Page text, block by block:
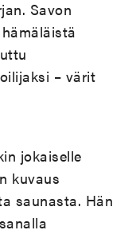
Savon
– värit
jokaiselle
kuvaus
saunasta. Hän